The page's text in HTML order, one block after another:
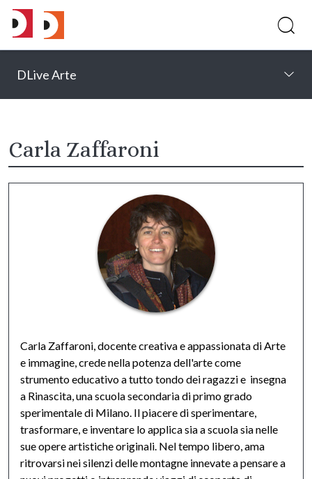
DLive Arte
Carla Zaffaroni
Carla Zaffaroni, docente creativa e appassionata di Arte
e immagine, crede nella potenza dell'arte come
strumento educativo a tutto tondo dei ragazzi e insegna
a Rinascita, una scuola secondaria di primo grado
sperimentale di Milano. Il piacere di sperimentare,
trasformare, e inventare lo applica sia a scuola sia nelle
sue opere artistiche originali. Nel tempo libero, ama
ritrovarsi nei silenzi delle montagne innevate a pensare a